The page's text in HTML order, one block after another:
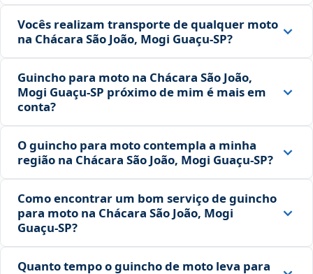
Vocês realizam transporte de qualquer moto
na Chácara São João, Mogi Guaçu‑SP?
Guincho para moto na Chácara São João,
Mogi Guaçu‑SP próximo de mim é mais em
conta?
O guincho para moto contempla a minha
região na Chácara São João, Mogi Guaçu‑SP?
Como encontrar um bom serviço de guincho
para moto na Chácara São João, Mogi
Guaçu‑SP?
Quanto tempo o guincho de moto leva para